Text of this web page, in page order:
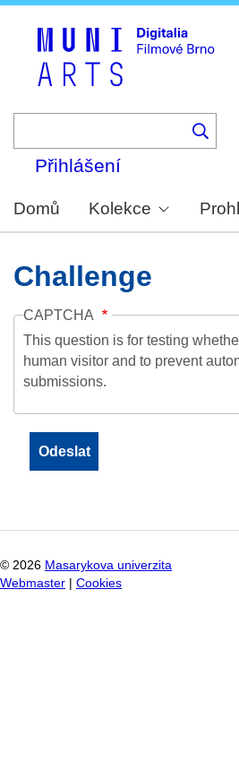
Přihlášení
Domů Kolekce
Challenge
CAPTCHA
This question is for testing
human visitor and to prevent
submissions.
© 2026 Masarykova univerzita
Webmaster
Cookies